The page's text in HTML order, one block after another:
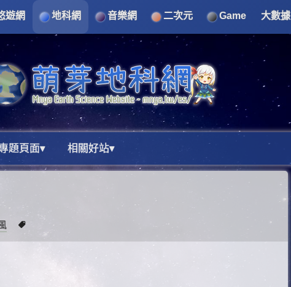
遊網 地科網 音樂網 二次元 Game 大數據
題頁面▾ 相關好站▾